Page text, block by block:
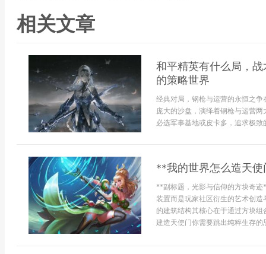
相关文章
和平精英有什么局，
的策略世界
经典对局，钢枪与运营的永恒之
庞大的沙盘，演绎着钢枪与运营
必选军事基地或皮卡多，追求极致
**我的世界怎么造天
**副标题，光影与信仰的方块奇
装置而是玩家社区衍生的艺术创
的建筑结构其核心在于通过方块
建造天使门你需要跳出纯粹生存